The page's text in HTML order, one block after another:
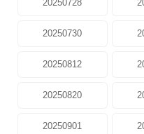
20250728
20250730
20250812
20250820
20250901